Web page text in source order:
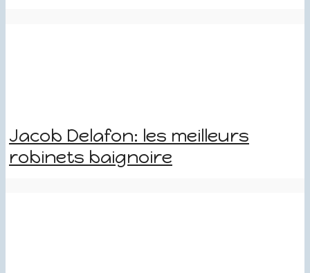
Jacob Delafon: les meilleurs
robinets baignoire